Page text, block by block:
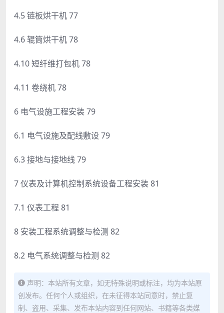
4.5 链板烘干机 77
4.6 辊筒烘干机 78
4.10 短纤维打包机 78
4.11 卷绕机 78
6 电气设施工程安装 79
6.1 电气设施及配线敷设 79
6.3 接地与接地线 79
7 仪表及计算机控制系统设备工程安装 81
7.1 仪表工程 81
8 安装工程系统调整与检测 82
8.2 电气系统调整与检测 82
声明：本站所有文章，如无特殊说明或标注，均为本站原
创发布。任何个人或组织，在未征得本站同意时，禁止复
制、盗用、采集、发布本站内容到任何网站、书籍等各类媒